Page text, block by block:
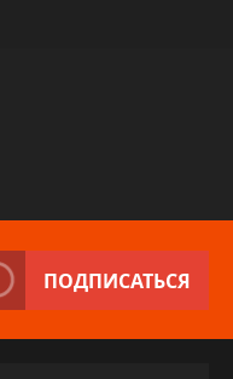
ПОДПИСАТЬСЯ